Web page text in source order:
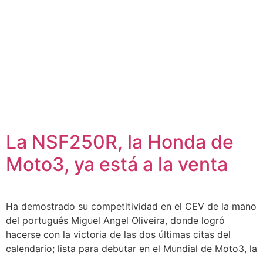
La NSF250R, la Honda de
Moto3, ya está a la venta
Ha demostrado su competitividad en el CEV de la mano
del portugués Miguel Angel Oliveira, donde logró
hacerse con la victoria de las dos últimas citas del
calendario; lista para debutar en el Mundial de Moto3, la